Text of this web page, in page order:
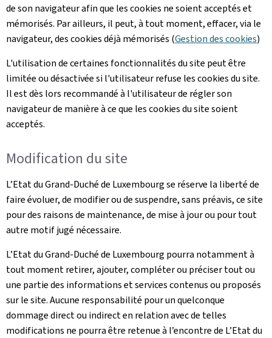
de son navigateur afin que les cookies ne soient acceptés et
mémorisés. Par ailleurs, il peut, à tout moment, effacer, via le
navigateur, des cookies déjà mémorisés (Gestion des cookies)
L'utilisation de certaines fonctionnalités du site peut être
limitée ou désactivée si l'utilisateur refuse les cookies du site.
Il est dès lors recommandé à l'utilisateur de régler son
navigateur de manière à ce que les cookies du site soient
acceptés.
Modification du site
L’Etat du Grand-Duché de Luxembourg se réserve la liberté de
faire évoluer, de modifier ou de suspendre, sans préavis, ce site
pour des raisons de maintenance, de mise à jour ou pour tout
autre motif jugé nécessaire.
L’Etat du Grand-Duché de Luxembourg pourra notamment à
tout moment retirer, ajouter, compléter ou préciser tout ou
une partie des informations et services contenus ou proposés
sur le site. Aucune responsabilité pour un quelconque
dommage direct ou indirect en relation avec de telles
modifications ne pourra être retenue à l’encontre de L’Etat du